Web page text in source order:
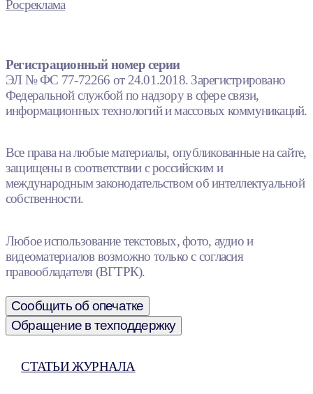
Росреклама
Регистрационный номер серии
ЭЛ № ФС 77-72266 от 24.01.2018. Зарегистрировано
Федеральной службой по надзору в сфере связи,
информационных технологий и массовых коммуникаций.
Все права на любые материалы, опубликованные на сайте,
защищены в соответствии с российским и
международным законодательством об интеллектуальной
собственности.
Любое использование текстовых, фото, аудио и
видеоматериалов возможно только с согласия
правообладателя (ВГТРК).
Сообщить об опечатке
Обращение в техподдержку
СТАТЬИ ЖУРНАЛА